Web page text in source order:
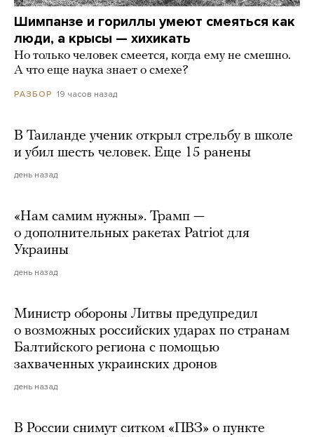
Шимпанзе и гориллы умеют смеяться как
люди, а крысы — хихикать
Но только человек смеется, когда ему не смешно.
А что еще наука знает о смехе?
РАЗБОР 19 часов назад
В Таиланде ученик открыл стрельбу в школе
и убил шесть человек. Еще 15 ранены
день назад
«Нам самим нужны». Трамп —
о дополнительных ракетах Patriot для
Украины
день назад
Министр обороны Литвы предупредил
о возможных российских ударах по странам
Балтийского региона с помощью
захваченных украинских дронов
день назад
В России снимут ситком «ПВЗ» о пункте